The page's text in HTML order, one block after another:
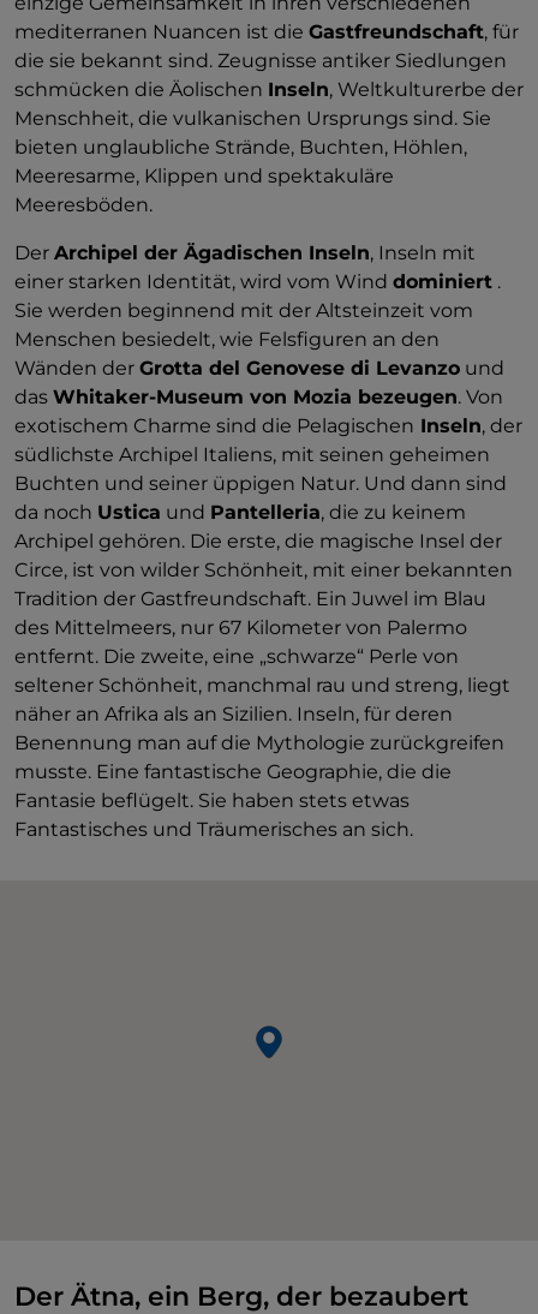
mediterranen Nuancen ist die Gastfreundschaft, für
die sie bekannt sind. Zeugnisse antiker Siedlungen
schmücken die Äolischen Inseln, Weltkulturerbe der
Menschheit, die vulkanischen Ursprungs sind. Sie
bieten unglaubliche Strände, Buchten, Höhlen,
Meeresarme, Klippen und spektakuläre
Meeresböden.
Der Archipel der Ägadischen Inseln, Inseln mit
einer starken Identität, wird vom Wind dominiert .
Sie werden beginnend mit der Altsteinzeit vom
Menschen besiedelt, wie Felsfiguren an den
Wänden der Grotta del Genovese di Levanzo und
das Whitaker-Museum von Mozia bezeugen. Von
exotischem Charme sind die Pelagischen Inseln, der
südlichste Archipel Italiens, mit seinen geheimen
Buchten und seiner üppigen Natur. Und dann sind
da noch Ustica und Pantelleria, die zu keinem
Archipel gehören. Die erste, die magische Insel der
Circe, ist von wilder Schönheit, mit einer bekannten
Tradition der Gastfreundschaft. Ein Juwel im Blau
des Mittelmeers, nur 67 Kilometer von Palermo
entfernt. Die zweite, eine „schwarze“ Perle von
seltener Schönheit, manchmal rau und streng, liegt
näher an Afrika als an Sizilien. Inseln, für deren
Benennung man auf die Mythologie zurückgreifen
musste. Eine fantastische Geographie, die die
Fantasie beflügelt. Sie haben stets etwas
Fantastisches und Träumerisches an sich.
Der Ätna, ein Berg, der bezaubert